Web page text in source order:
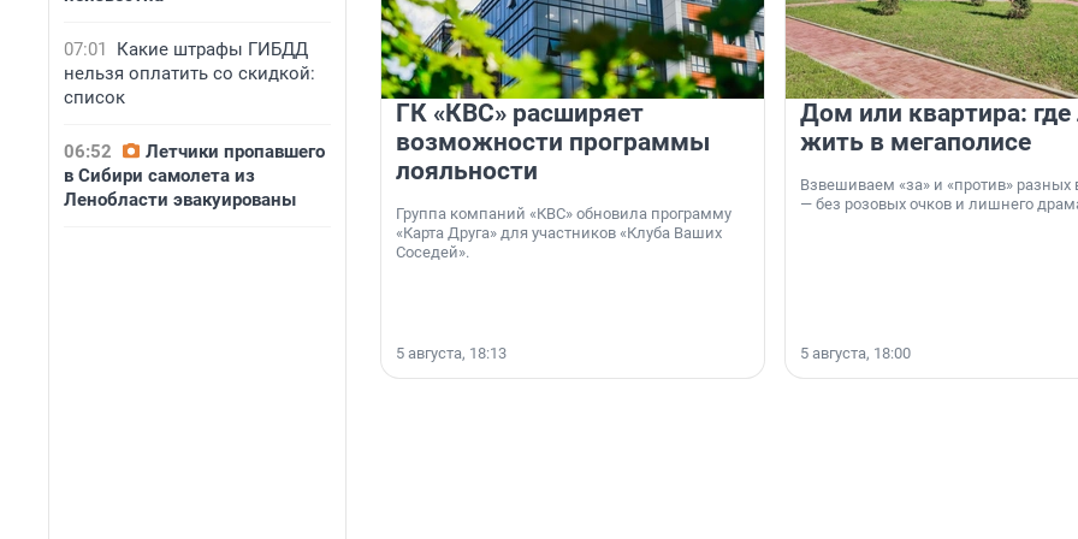
07:01
Какие штрафы ГИБДД
нельзя оплатить со скидкой:
список
06:52
Летчики пропавшего
в Сибири самолета из
Ленобласти эвакуированы
ГК «КВС» расширяет
возможности программы
лояльности
Группа компаний «КВС» обновила программу
«Карта Друга» для участников «Клуба Ваших
Соседей».
5 августа, 18:13
Дом или квартира:
жить в мегаполисе
Взвешиваем «за» и «против» разных
— без розовых очков и лишнего
5 августа, 18:00